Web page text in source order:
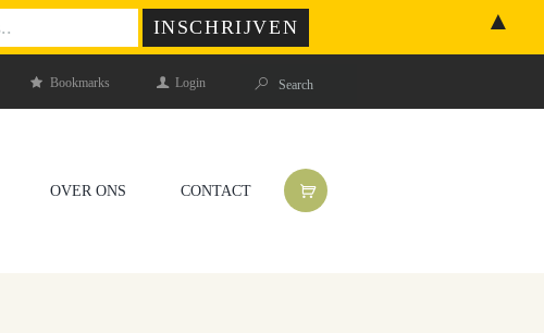
Bookmarks Login
OVER ONS CONTACT
▲